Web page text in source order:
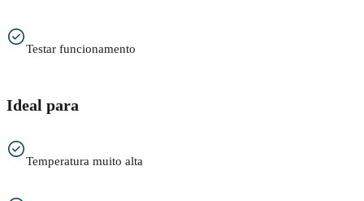
Testar funcionamento
Ideal para
Temperatura muito alta